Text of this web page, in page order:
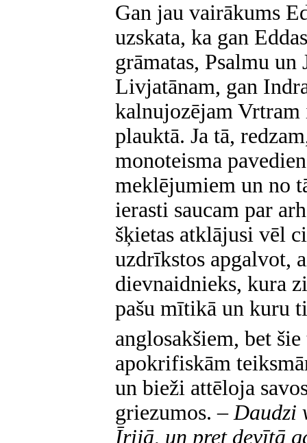
Gan jau vairākums
uzskata, ka gan
grāmatas, Psalmu un
Livjatānam, gan
kalnujozējam Vrtram
plauktā. Ja tā,
monoteisma
meklējumiem un no
ierasti saucam par
šķietas atklājusi vēl
uzdrīkstos apgalvot,
dievnaidnieks, kura
pašu mītikā un kuru
anglosakšiem, bet
apokrifiskām
un bieži attēloja
griezumos. – Daudzi
Īrijā, un pret devītā